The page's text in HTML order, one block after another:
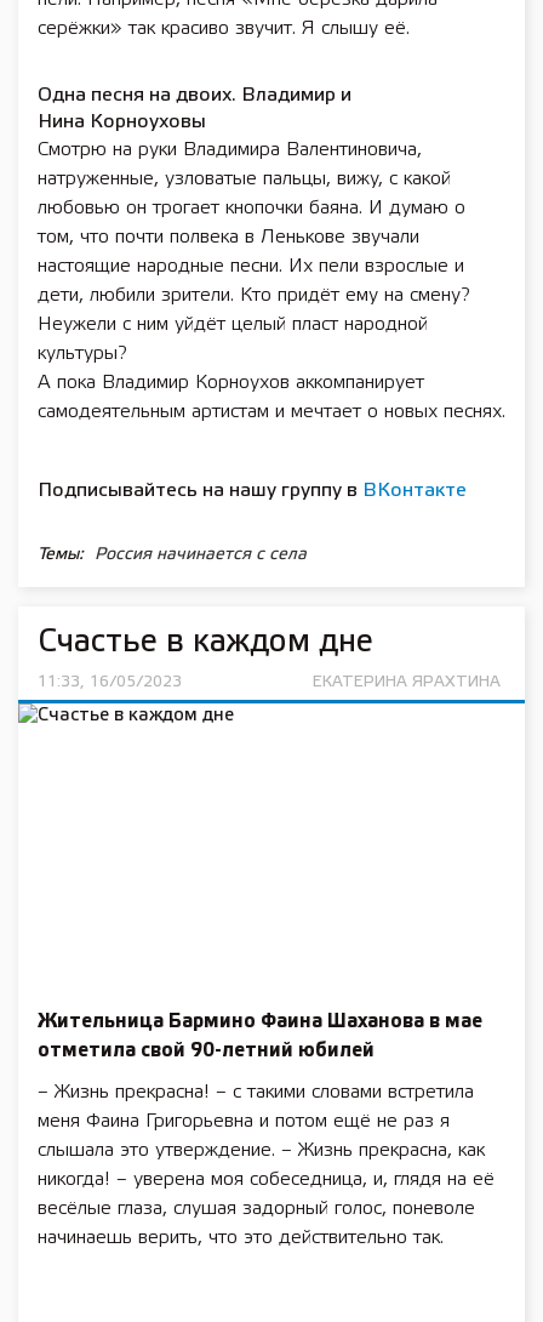
серёжки» так красиво звучит. Я слышу её.
Одна песня на двоих. Владимир и
Нина Корноуховы
Смотрю на руки Владимира Валентиновича,
натруженные, узловатые пальцы, вижу, с какой
любовью он трогает кнопочки баяна. И думаю о
том, что почти полвека в Ленькове звучали
настоящие народные песни. Их пели взрослые и
дети, любили зрители. Кто придёт ему на смену?
Неужели с ним уйдёт целый пласт народной
культуры?
А пока Владимир Корноухов аккомпанирует
самодеятельным артистам и мечтает о новых песнях.
Подписывайтесь на нашу группу в ВКонтакте
Темы: Россия начинается с села
Счастье в каждом дне
11:33, 16/05/2023 ЕКАТЕРИНА ЯРАХТИНА
Жительница Бармино Фаина Шаханова в мае
отметила свой 90-летний юбилей
– Жизнь прекрасна! – с такими словами встретила
меня Фаина Григорьевна и потом ещё не раз я
слышала это утверждение. – Жизнь прекрасна, как
никогда! – уверена моя собеседница, и, глядя на её
весёлые глаза, слушая задорный голос, поневоле
начинаешь верить, что это действительно так.